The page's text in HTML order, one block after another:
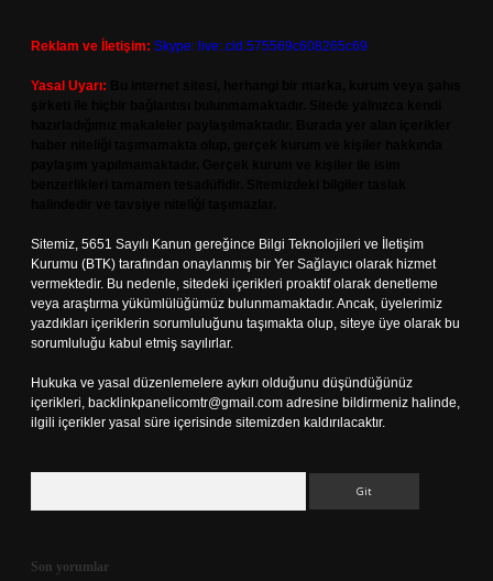
Reklam ve İletişim: Skype: live:.cid.575569c608265c69
Yasal Uyarı:
Sitemiz, 5651 Sayılı Kanun gereğince Bilgi Teknolojileri ve İletişim
Kurumu (BTK) tarafından onaylanmış bir Yer Sağlayıcı olarak hizmet
vermektedir. Bu nedenle, sitedeki içerikleri proaktif olarak denetleme
veya araştırma yükümlülüğümüz bulunmamaktadır. Ancak, üyelerimiz
yazdıkları içeriklerin sorumluluğunu taşımakta olup, siteye üye olarak bu
sorumluluğu kabul etmiş sayılırlar.
Hukuka ve yasal düzenlemelere aykırı olduğunu düşündüğünüz
içerikleri, backlinkpanelicomtr@gmail.com adresine bildirmeniz halinde,
ilgili içerikler yasal süre içerisinde sitemizden kaldırılacaktır.
Son yorumlar